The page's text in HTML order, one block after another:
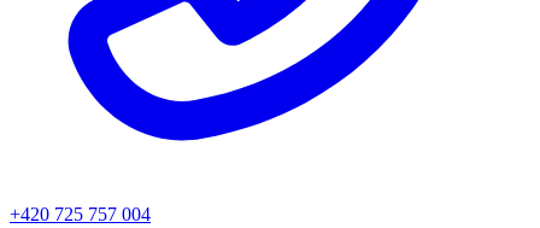
+420 725 757 004